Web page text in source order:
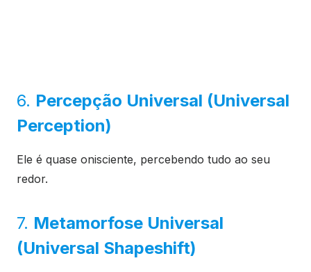
6. Percepção Universal (Universal
Perception)
Ele é quase onisciente, percebendo tudo ao seu
redor.
7. Metamorfose Universal
(Universal Shapeshift)